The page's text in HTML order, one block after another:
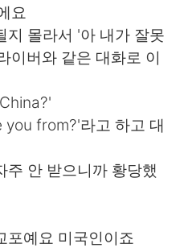
요
지 몰라서 '아 내가 잘못
이버와 같은 대화로 이
from?'라고 하고 대
주 안 받으니까 황당했
포예요 미국인이죠